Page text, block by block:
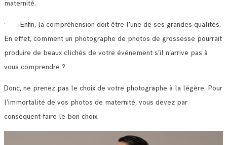
maternité.
· Enfin, la compréhension doit être l’une de ses grandes qualités.
En effet, comment un photographe de photos de grossesse pourrait
produire de beaux clichés de votre événement s’il n’arrive pas à
vous comprendre ?
Donc, ne prenez pas le choix de votre photographe à la légère. Pour
l’immortalité de vos photos de maternité, vous devez par
conséquent faire le bon choix.